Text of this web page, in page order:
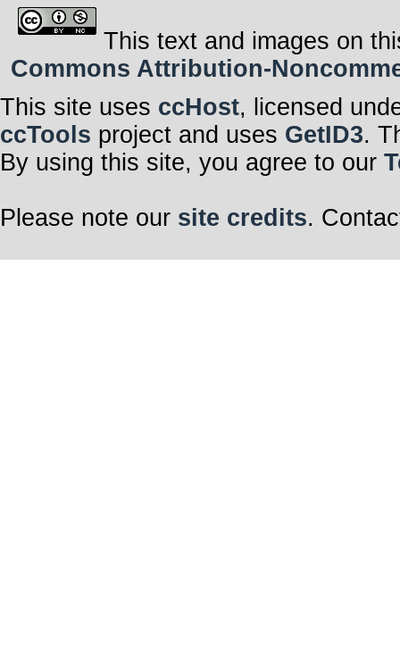
This text and images on
Commons Attribution-
This site uses ccHost, licensed
ccTools project and uses GetID3.
By using this site, you agree to our
Please note our site credits.